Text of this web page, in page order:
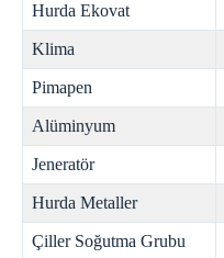
Hurda Ekovat
Klima
Pimapen
Alüminyum
Jeneratör
Hurda Metaller
Çiller Soğutma Grubu